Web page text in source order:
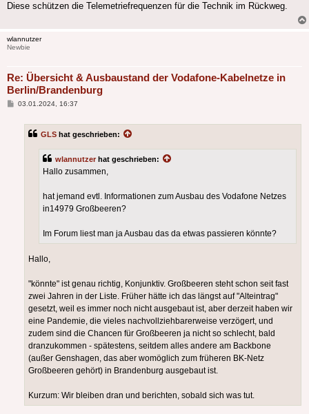
Diese schützen die Telemetriefrequenzen für die Technik im Rückweg.
wlannutzer
Newbie
Re: Übersicht & Ausbaustand der Vodafone-Kabelnetze in
Berlin/Brandenburg
Beitrag
03.01.2024, 16:37
GLS hat geschrieben:
wlannutzer hat geschrieben:
Hallo zusammen,
hat jemand evtl. Informationen zum Ausbau des Vodafone Netzes
in14979 Großbeeren?
Im Forum liest man ja Ausbau das da etwas passieren könnte?
Hallo,
"könnte" ist genau richtig, Konjunktiv. Großbeeren steht schon seit fast
zwei Jahren in der Liste. Früher hätte ich das längst auf "Alteintrag"
gesetzt, weil es immer noch nicht ausgebaut ist, aber derzeit haben wir
eine Pandemie, die vieles nachvollziehbarerweise verzögert, und
zudem sind die Chancen für Großbeeren ja nicht so schlecht, bald
dranzukommen - spätestens, seitdem alles andere am Backbone
(außer Genshagen, das aber womöglich zum früheren BK-Netz
Großbeeren gehört) in Brandenburg ausgebaut ist.
Kurzum: Wir bleiben dran und berichten, sobald sich was tut.